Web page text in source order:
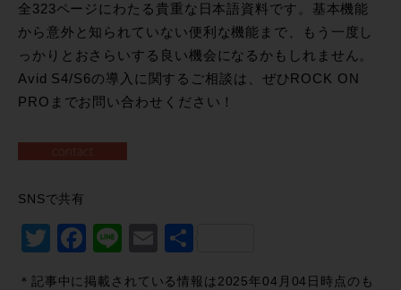
全323ページにわたる貴重な日本語資料です。基本機能
から意外と知られていない便利な機能まで、もう一度し
っかりとおさらいする良い機会になるかもしれません。
Avid S4/S6の導入に関するご相談は、ぜひROCK ON
PROまでお問い合わせください！
SNSで共有
Twitter
Facebook
LineEmail
有
＊記事中に掲載されている情報は2025年04月04日時点のも